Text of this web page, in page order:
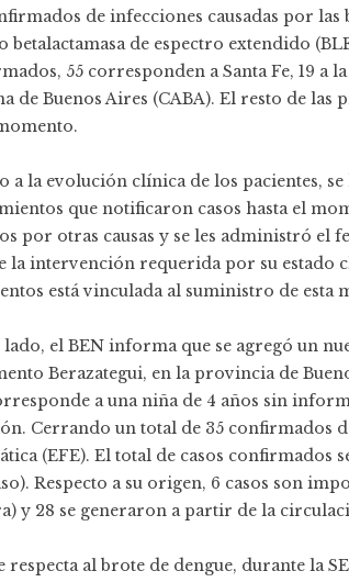
de infecciones causadas por
betalactamasa de espectro extendido
55 corresponden a Santa Fe, 19 a
de Buenos Aires (CABA). El resto de
a la evolución clínica de los pacientes,
que notificaron casos hasta el
por otras causas y se les administró
la intervención requerida por su estado
está vinculada al suministro de esta
el BEN informa que se agregó un
Berazategui, en la provincia de
a una niña de 4 años sin
Cerrando un total de 35 confirmados
(EFE). El total de casos confirmados
Respecto a su origen, 6 casos son
y 28 se generaron a partir de la
respecta al brote de dengue, durante la